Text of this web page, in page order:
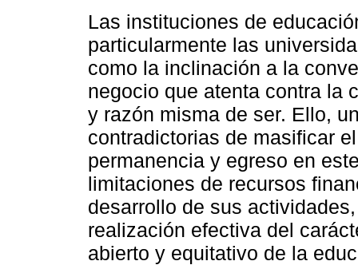
Las instituciones de
particularmente las
como la inclinación a la
negocio que atenta contra la
y razón misma de ser. Ello,
contradictorias de masificar
permanencia y egreso en
limitaciones de recursos
desarrollo de sus
realización efectiva del
abierto y equitativo de la